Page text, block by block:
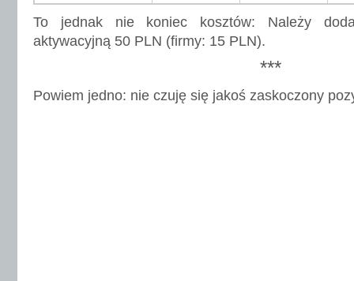
To jednak nie koniec kosztów: Należy
aktywacyjną 50 PLN (firmy: 15 PLN).
***
Powiem jedno: nie czuję się jakoś zaskoczony